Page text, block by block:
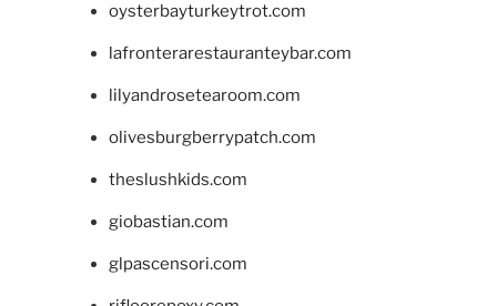
oysterbayturkeytrot.com
lafronterarestauranteybar.com
lilyandrosetearoom.com
olivesburgberrypatch.com
theslushkids.com
giobastian.com
glpascensori.com